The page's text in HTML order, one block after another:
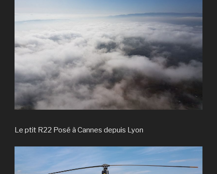
Le ptit R22 Posé à Cannes depuis Lyon